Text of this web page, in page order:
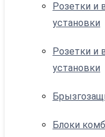
Розетки и
установки
Розетки и
установки
Блоки